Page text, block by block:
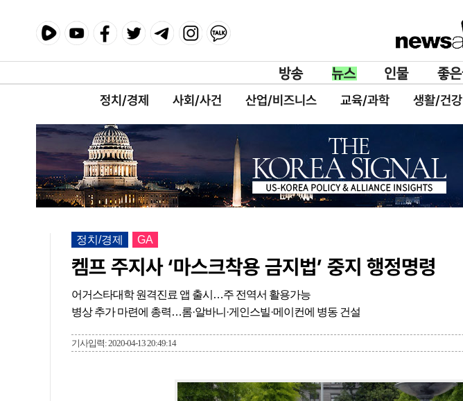
정치/경제 사회/사건 산업/비즈니스 교육/과학 생활/건강
정치/경제 GA
켐프 주지사 ‘마스크착용 금지법’ 중지 행정명령
어거스타대학 원격진료 앱 출시…주 전역서 활용가능
병상 추가 마련에 총력…롬·알바니·게인스빌·메이컨에 병동 건설
기사입력: 2020-04-13 20:49:14